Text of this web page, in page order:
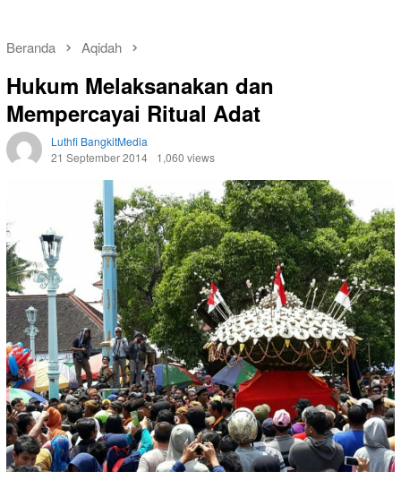
Beranda Aqidah
Hukum Melaksanakan dan
Mempercayai Ritual Adat
Luthfi BangkitMedia
21 September 2014
1,060 views